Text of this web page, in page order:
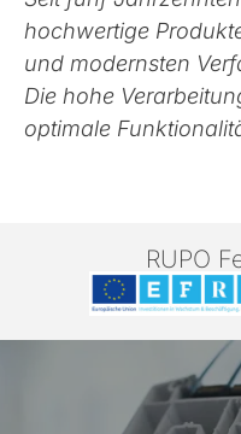
hochwertige
und modernsten
Die hohe
optimale
RUPO